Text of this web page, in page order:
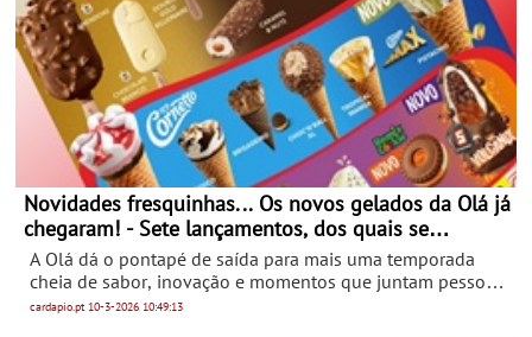
Novidades fresquinhas... Os novos gelados da Olá já
chegaram! - Sete lançamentos, dos quais se
destacam dois novos Magnum, um novo Cornetto, e
o novo Volcanix
A Olá dá o pontapé de saída para mais uma temporada
cheia de sabor, inovação e momentos que juntam pessoas.
O cartaz Olá 2026 já está nas ruas, pronto para ser
cardapio.pt 10-3-2026 10:49:13